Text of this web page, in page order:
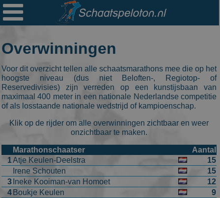

Overwinningen
Voor dit overzicht tellen alle schaatsmarathons mee die op het
hoogste niveau (dus niet Beloften-, Regiotop- of
Reservedivisies) zijn verreden op een kunstijsbaan van
maximaal 400 meter in een nationale Nederlandse competitie
of als losstaande nationale wedstrijd of kampioenschap.
Klik op de rijder om alle overwinningen zichtbaar en weer
onzichtbaar te maken.
Marathonschaatser
Aantal
1Atje Keulen-Deelstra
15
Irene Schouten
15
3 Ineke Kooiman-van Homoet
12
4 Boukje Keulen
9